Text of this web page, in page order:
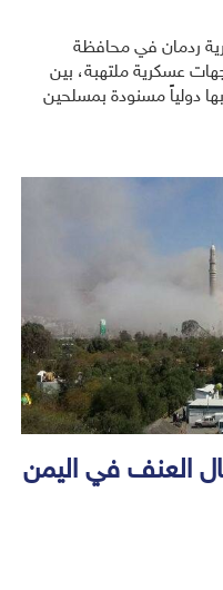
ردمان في محافظة
عسكرية ملتهبة، بين
دولياً مسنودة بمسلحين
العنف في اليمن